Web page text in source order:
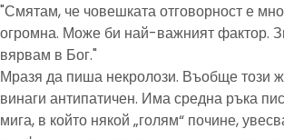
"Смятам, че човешката отговорност е
огромна. Може би най-важният фактор.
вярвам в Бог."
Мразя да пиша некролози. Въобще този
винаги антипатичен. Има средна ръка
мига, в който някой „голям“ почине,